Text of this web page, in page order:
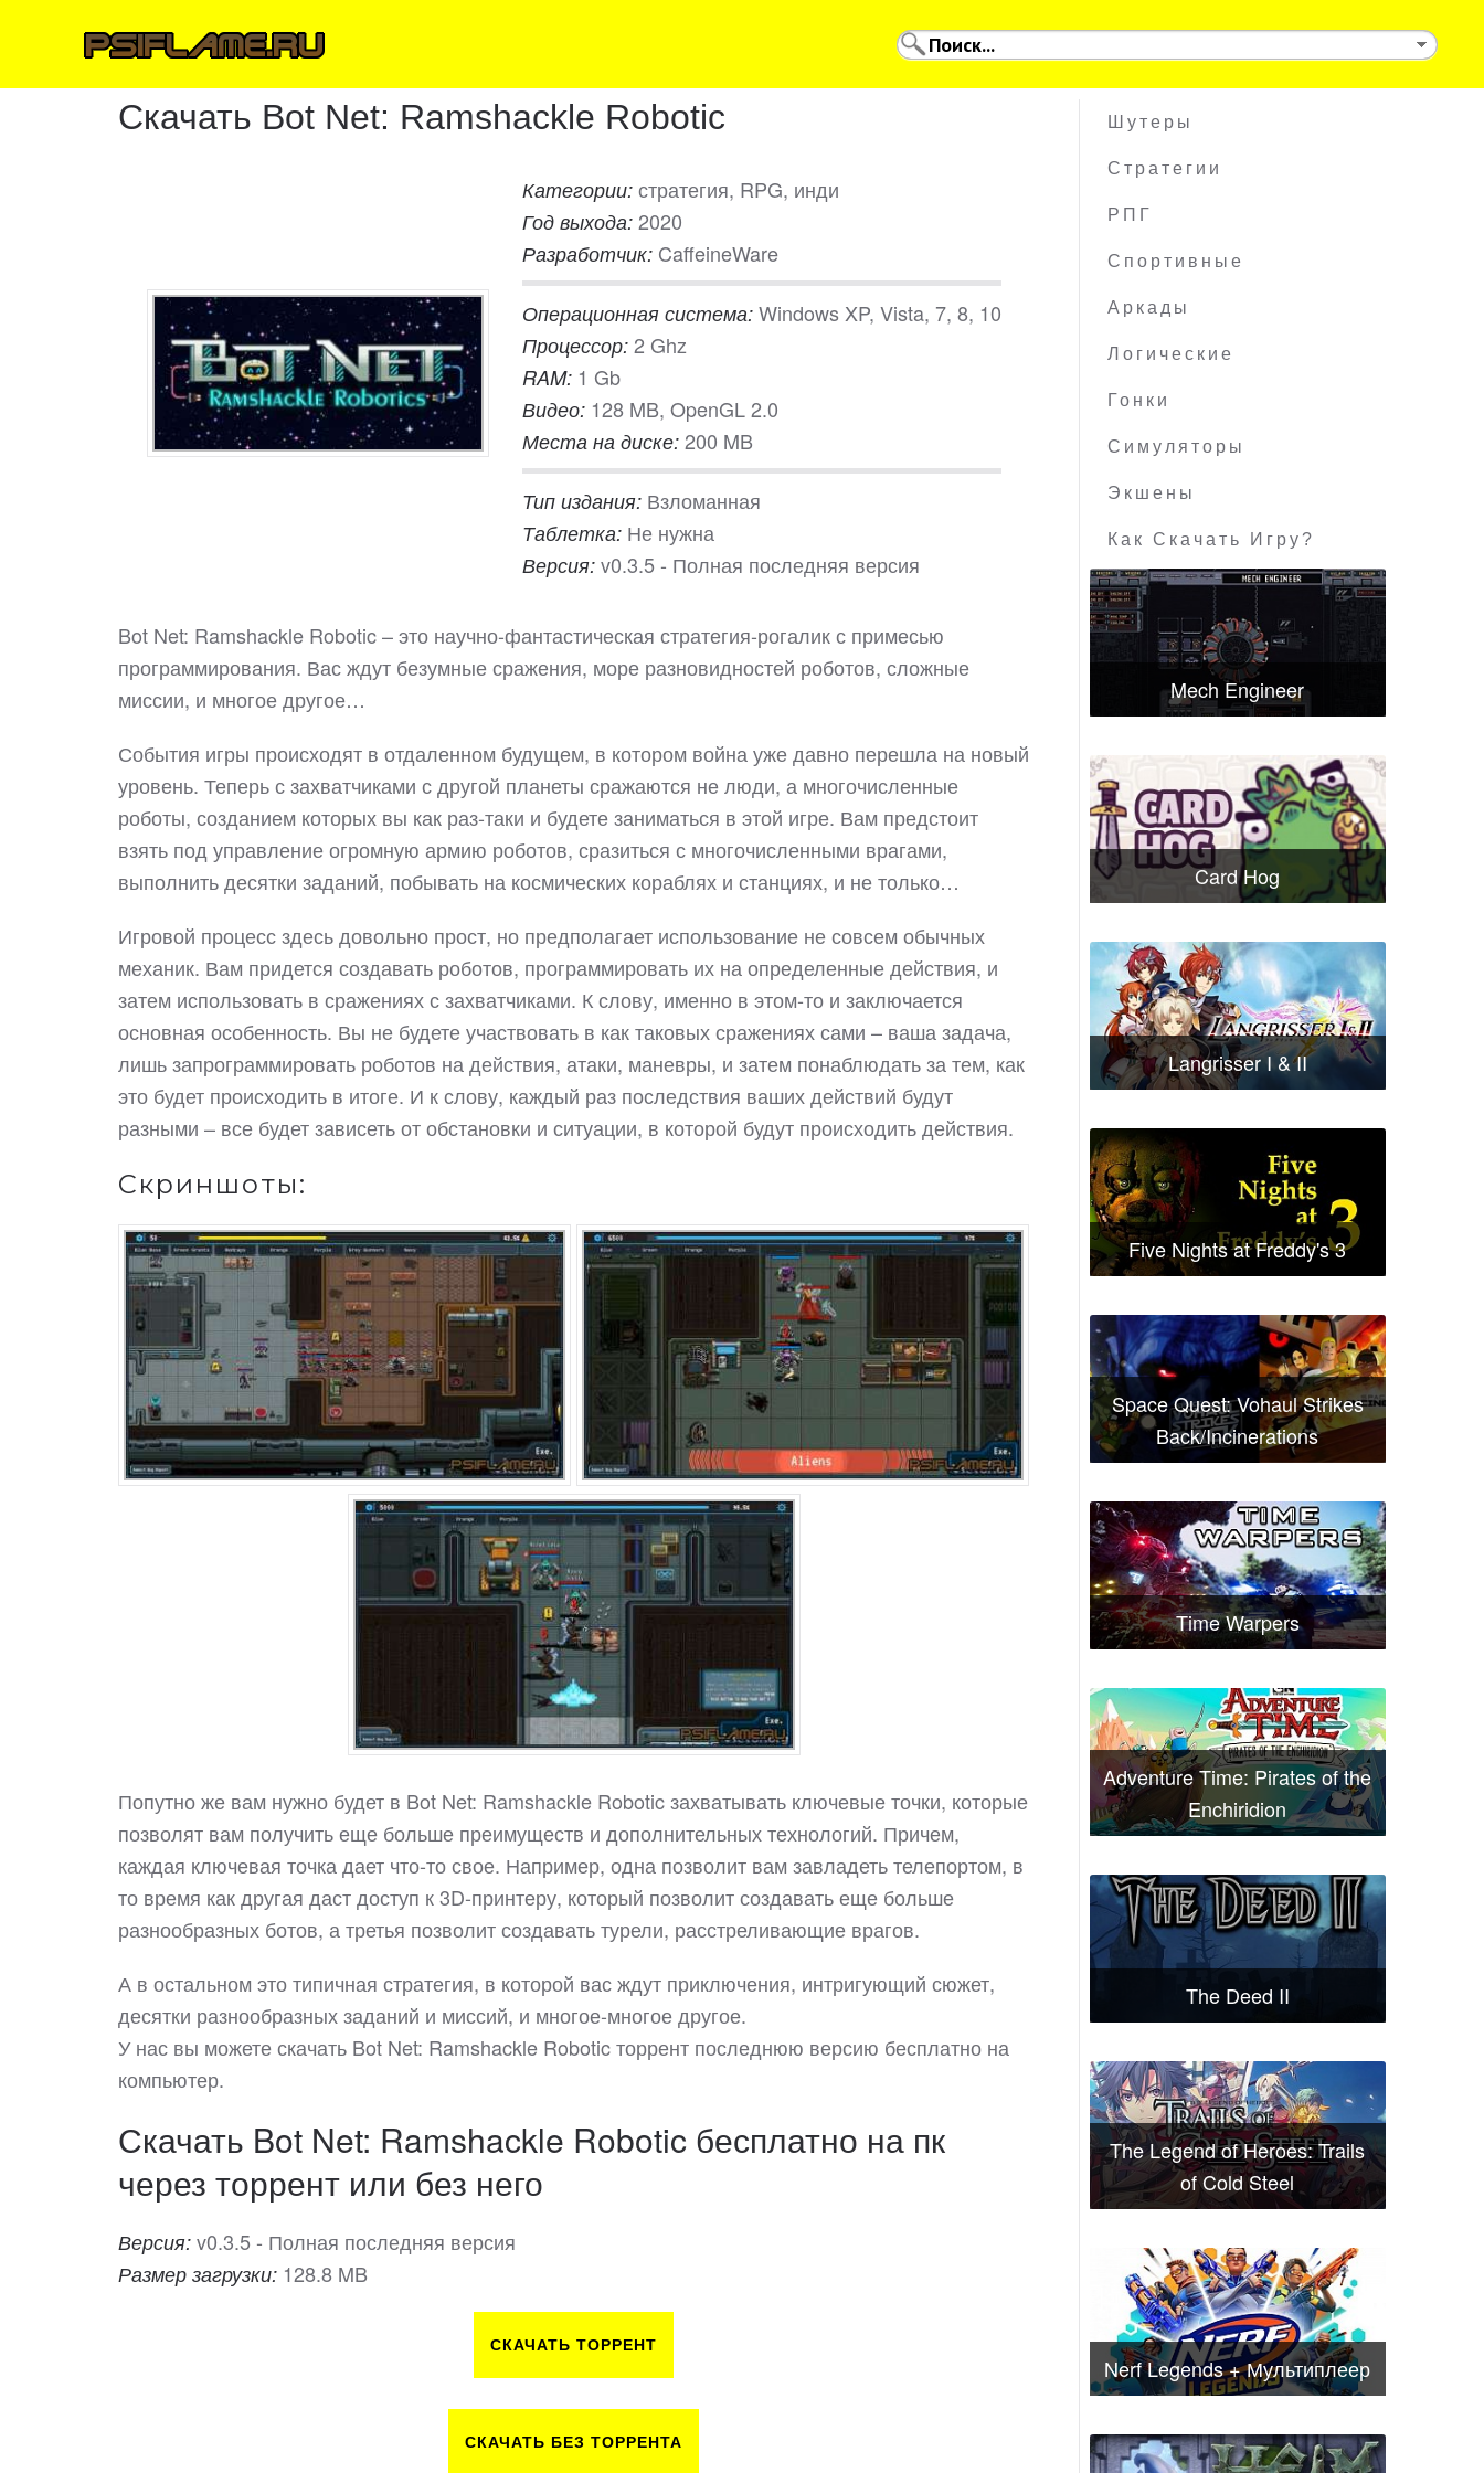
Скачать Bot Net: Ramshackle Robotic
Категории: стратегия, RPG, инди
Год выхода: 2020
Разработчик: CaffeineWare
Операционная система: Windows XP, Vista, 7, 8, 10
Процессор: 2 Ghz
RAM: 1 Gb
Видео: 128 MB, OpenGL 2.0
Места на диске: 200 MB
Тип издания: Взломанная
Таблетка: Не нужна
Версия: v0.3.5 - Полная последняя версия
Bot Net: Ramshackle Robotic – это научно-фантастическая стратегия-рогалик с примесью
программирования. Вас ждут безумные сражения, море разновидностей роботов, сложные
миссии, и многое другое…
События игры происходят в отдаленном будущем, в котором война уже давно перешла на новый
уровень. Теперь с захватчиками с другой планеты сражаются не люди, а многочисленные
роботы, созданием которых вы как раз-таки и будете заниматься в этой игре. Вам предстоит
взять под управление огромную армию роботов, сразиться с многочисленными врагами,
выполнить десятки заданий, побывать на космических кораблях и станциях, и не только…
Игровой процесс здесь довольно прост, но предполагает использование не совсем обычных
механик. Вам придется создавать роботов, программировать их на определенные действия, и
затем использовать в сражениях с захватчиками. К слову, именно в этом-то и заключается
основная особенность. Вы не будете участвовать в как таковых сражениях сами – ваша задача,
лишь запрограммировать роботов на действия, атаки, маневры, и затем понаблюдать за тем, как
это будет происходить в итоге. И к слову, каждый раз последствия ваших действий будут
разными – все будет зависеть от обстановки и ситуации, в которой будут происходить действия.
Скриншоты:
Попутно же вам нужно будет в Bot Net: Ramshackle Robotic захватывать ключевые точки, которые
позволят вам получить еще больше преимуществ и дополнительных технологий. Причем,
каждая ключевая точка дает что-то свое. Например, одна позволит вам завладеть телепортом, в
то время как другая даст доступ к 3D-принтеру, который позволит создавать еще больше
разнообразных ботов, а третья позволит создавать турели, расстреливающие врагов.
А в остальном это типичная стратегия, в которой вас ждут приключения, интригующий сюжет,
десятки разнообразных заданий и миссий, и многое-многое другое.
У нас вы можете скачать Bot Net: Ramshackle Robotic торрент последнюю версию бесплатно на
компьютер.
Скачать Bot Net: Ramshackle Robotic бесплатно на пк
через торрент или без него
Версия: v0.3.5 - Полная последняя версия
Размер загрузки: 128.8 MB
СКАЧАТЬ ТОРРЕНТ
СКАЧАТЬ БЕЗ ТОРРЕНТА
Шутеры
Стратегии
РПГ
Спортивные
Аркады
Логические
Гонки
Симуляторы
Экшены
Как Скачать Игру?
Mech Engineer
Card Hog
Langrisser I & II
Five Nights at Freddy's 3
Space Quest: Vohaul Strikes
Back/Incinerations
Time Warpers
Adventure Time: Pirates of the
Enchiridion
The Deed II
The Legend of Heroes: Trails
of Cold Steel
Nerf Legends + Мультиплеер